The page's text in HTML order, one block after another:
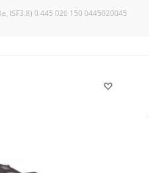
ISF3.8) 0 445 020 150 0445020045